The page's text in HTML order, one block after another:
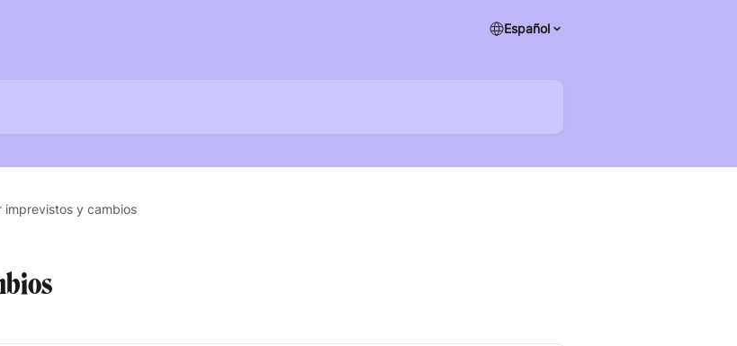
Español
imprevistos y cambios